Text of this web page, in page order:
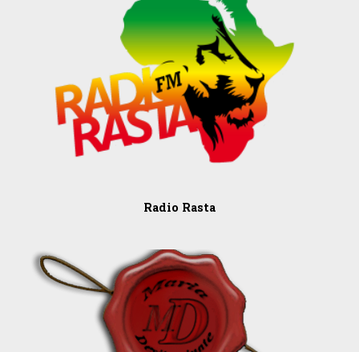
Radio Rasta